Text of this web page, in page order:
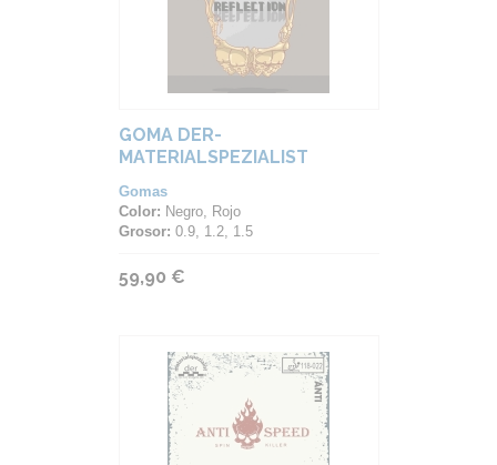
GOMA DER-
MATERIALSPEZIALIST
Gomas
Color: Negro, Rojo
Grosor: 0.9, 1.2, 1.5
59,90 €